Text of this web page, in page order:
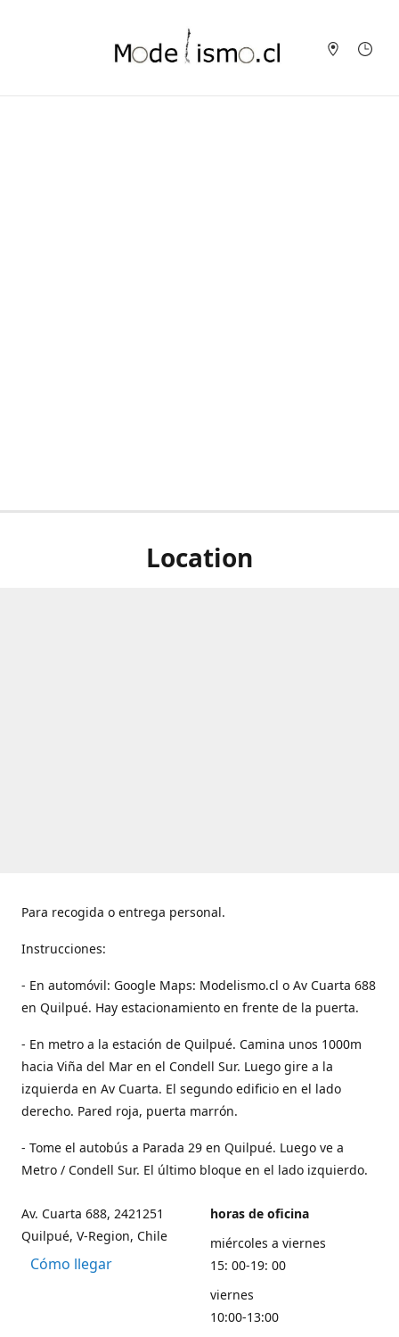
Location
Para recogida o entrega personal.
Instrucciones:
- En automóvil: Google Maps: Modelismo.cl o Av Cuarta 688
en Quilpué. Hay estacionamiento en frente de la puerta.
- En metro a la estación de Quilpué. Camina unos 1000m
hacia Viña del Mar en el Condell Sur. Luego gire a la
izquierda en Av Cuarta. El segundo edificio en el lado
derecho. Pared roja, puerta marrón.
- Tome el autobús a Parada 29 en Quilpué. Luego ve a
Metro / Condell Sur. El último bloque en el lado izquierdo.
Av. Cuarta 688, 2421251
Quilpué, V-Region, Chile
Cómo llegar
horas de oficina
miércoles a viernes
15: 00-19: 00
viernes
10:00-13:00